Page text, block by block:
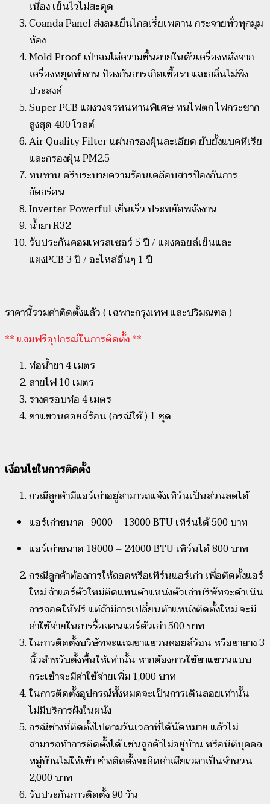
เนื่อง เย็นไวไม่สะดุด
Coanda Panel ส่งลมเย็นไกลเรี่ยเพดาน กระจายทั่วทุกมุม
ห้อง
Mold Proof เป่าลมไล่ความชื้นภายในตัวเครื่องหลังจาก
เครื่องหยุดทำงาน ป้องกันการเกิดเชื้อรา และกลิ่นไม่พึง
ประสงค์
Super PCB แผงวงจรทนทานพิเศษ ทนไฟตก ไฟกระชาก
สูงสุด 400 โวลต์
Air Quality Filter แผ่นกรองฝุ่นละเอียด ยับยั้งแบคทีเรีย
และกรองฝุ่น PM2.5
ทนทาน ครีบระบายความร้อนเคลือบสารป้องกันการ
กัดกร่อน
Inverter Powerful เย็นเร็ว ประหยัดพลังงาน
น้ำยา R32
รับประกันคอมเพรสเซอร์ 5 ปี / แผงคอยล์เย็นและ
แผงPCB 3 ปี / อะไหล่อื่นๆ 1 ปี
ราคานี้รวมค่าติดตั้งแล้ว ( เฉพาะกรุงเทพ และปริมณฑล )
** แถมฟรีอุปกรณ์ในการติดตั้ง **
ท่อน้ำยา 4 เมตร
สายไฟ 10 เมตร
รางครอบท่อ 4 เมตร
ขาแขวนคอยล์ร้อน (กรณีใช้ ) 1 ชุด
เงื่อนไขในการติดตั้ง
กรณีลูกค้ามีแอร์เก่าอยู่สามารถแจ้งเทิร์นเป็นส่วนลดได้
แอร์เก่าขนาด 9000 – 13000 BTU เทิร์นได้ 500 บาท
แอร์เก่าขนาด 18000 – 24000 BTU เทิร์นได้ 800 บาท
กรณีลูกค้าต้องการให้ถอดหรือเทิร์นแอร์เก่า เพื่อติดตั้งแอร์
ใหม่ ถ้าแอร์ตัวใหม่ติดแทนตำแหน่งตัวเก่าบริษัทจะดำเนิน
การถอดให้ฟรี แต่ถ้ามีการเปลี่ยนตำแหน่งติดตั้งใหม่ จะมี
ค่าใช้จ่ายในการรื้อถอนแอร์ตัวเก่า 500 บาท
ในการติดตั้งบริษัทจะแถมขาแขวนคอยล์ร้อน หรือขายาง 3
นิ้วสำหรับตั้งพื้นให้เท่านั้น หากต้องการใช้ขาแขวนแบบ
กระเช้าจะมีค่าใช้จ่ายเพิ่ม 1,000 บาท
ในการติดตั้งอุปกรณ์ทั้งหมดจะเป็นการเดินลอยเท่านั้น
ไม่มีบริการฝังในผนัง
กรณีช่างที่ติดตั้งไปตามวันเวลาที่ได้นัดหมาย แล้วไม่
สามารถทำการติดตั้งได้ เช่นลูกค้าไม่อยู่บ้าน หรือนิติบุคคล
หมู่บ้านไม่ให้เข้า ช่างติดตั้งจะคิดค่าเสียเวลาเป็นจำนวน
2,000 บาท
รับประกันการติดตั้ง 90 วัน